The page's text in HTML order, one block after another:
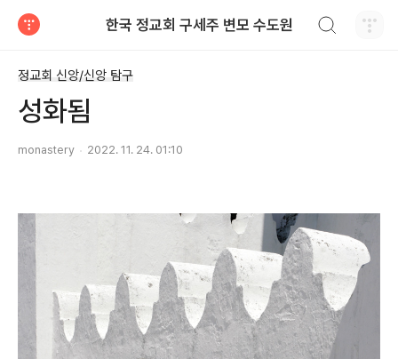
한국 정교회 구세주 변모 수도원
정교회 신앙/신앙 탐구
성화됨
monastery 2022. 11. 24. 01:10